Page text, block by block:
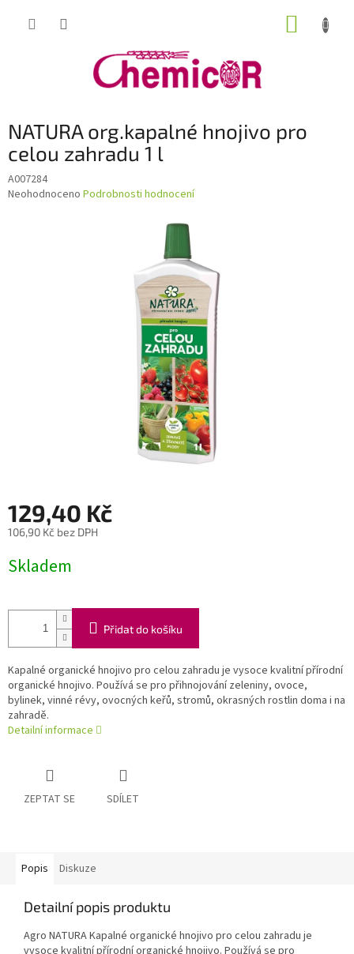
NATURA org.kapalné hnojivo pro
celou zahradu 1 l
A007284
Průměrné
Neohodnoceno Podrobnosti hodnocení
129,40 Kč
106,90 Kč bez DPH
cena:
Skladem
Přidat do košíku
Kapalné organické hnojivo pro celou zahradu je vysoce kvalitní přírodní
organické hnojivo. Používá se pro přihnojování zeleniny, ovoce,
bylinek, vinné révy, ovocných keřů, stromů, okrasných rostlin doma i na
zahradě.
Detailní informace
ZEPTAT SE SDÍLET
Popis Diskuze
Detailní popis produktu
Agro NATURA Kapalné organické hnojivo pro celou zahradu je